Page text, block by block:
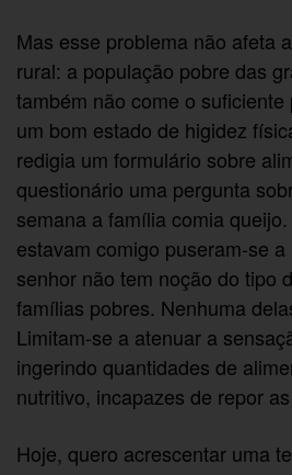
Mas esse problema não afeta
rural: a população pobre das
também não come o suficiente
um bom estado de higidez
redigia um formulário sobre
questionário uma pergunta
semana a família comia
estavam comigo puseram-se a
senhor não tem noção do tipo
famílias pobres. Nenhuma
Limitam-se a atenuar a
ingerindo quantidades de
nutritivo, incapazes de repor
Hoje, quero acrescentar uma